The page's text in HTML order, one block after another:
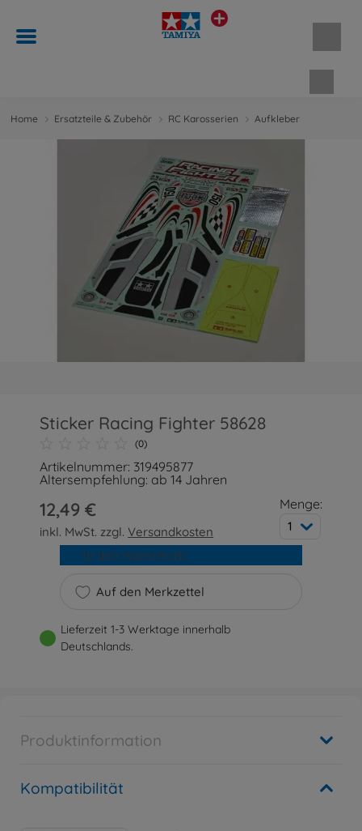
Home Ersatzteile & Zubehör RC Karosserien Aufkleber
Sticker Racing Fighter 58628
(0)
Artikelnummer: 319495877
Altersempfehlung: ab 14 Jahren
12,49 €
inkl. MwSt. zzgl.Versandkosten
Menge:
1
Auf den Merkzettel
In den Warenkorb
Lieferzeit 1-3 Werktage innerhalb
Deutschlands.
Produktinformation
Kompatibilität